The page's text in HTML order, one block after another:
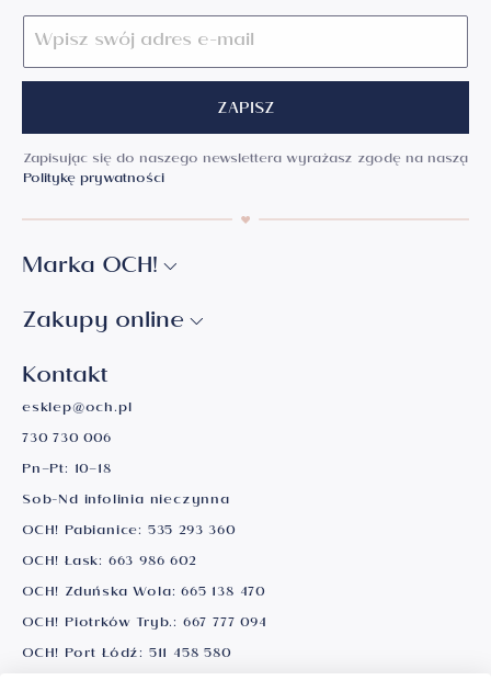
ZAPISZ
Zapisując się do naszego newslettera wyrażasz zgodę na naszą
Politykę prywatności
Marka OCH!
Zakupy online
Kontakt
esklep@och.pl
730 730 006
Pn–Pt: 10–18
Sob-Nd infolinia nieczynna
OCH! Pabianice: 535 293 360
OCH! Łask: 663 986 602
OCH! Zduńska Wola:665 138 470
OCH! Piotrków Tryb.: 667 777 094
OCH! Port Łódź: 511 458 580